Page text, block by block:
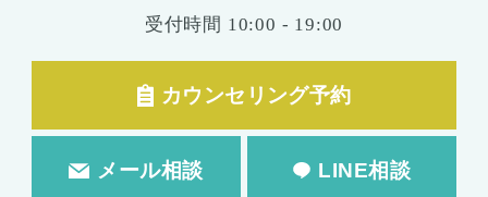
受付時間 10:00 - 19:00
カウンセリング予約
メール相談 LINE相談